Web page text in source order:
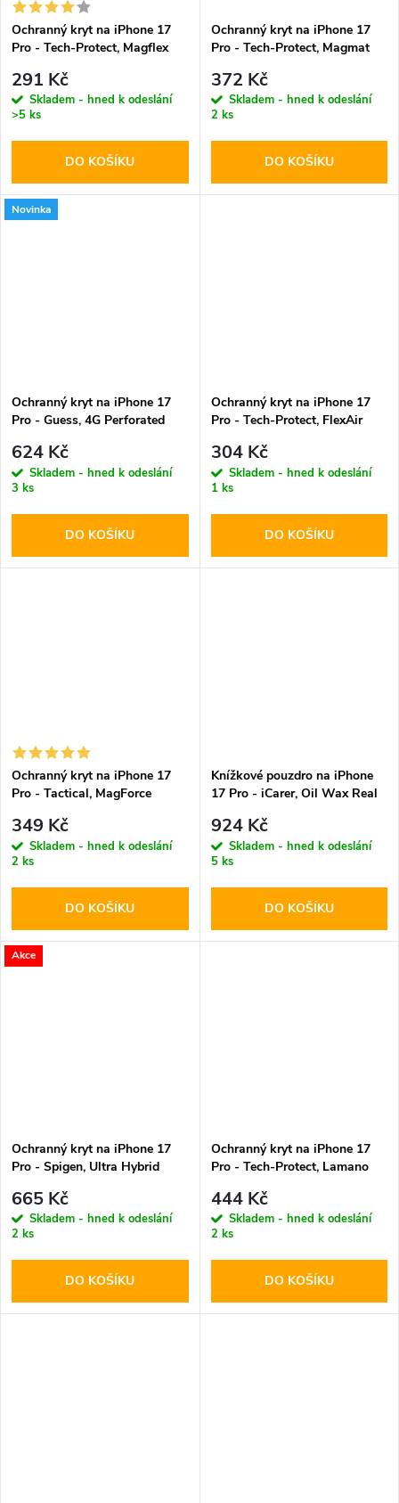
Ochranný kryt na iPhone 17
Pro - Tech-Protect, Magflex
291 Kč
Skladem - hned k odeslání
>5 ks
DO KOŠÍKU
Ochranný kryt na iPhone 17
Pro - Tech-Protect, Magmat
372 Kč
Skladem - hned k odeslání
2 ks
DO KOŠÍKU
Novinka
Ochranný kryt na iPhone 17
Pro - Guess, 4G Perforated
624 Kč
Skladem - hned k odeslání
3 ks
DO KOŠÍKU
Ochranný kryt na iPhone 17
Pro - Tech-Protect, FlexAir
304 Kč
Skladem - hned k odeslání
1 ks
DO KOŠÍKU
Ochranný kryt na iPhone 17
Pro - Tactical, MagForce
349 Kč
Skladem - hned k odeslání
2 ks
DO KOŠÍKU
Knížkové pouzdro na iPhone
17 Pro - iCarer, Oil Wax Real
924 Kč
Skladem - hned k odeslání
5 ks
DO KOŠÍKU
Akce
Ochranný kryt na iPhone 17
Pro - Spigen, Ultra Hybrid
665 Kč
Skladem - hned k odeslání
2 ks
DO KOŠÍKU
Ochranný kryt na iPhone 17
Pro - Tech-Protect, Lamano
444 Kč
Skladem - hned k odeslání
2 ks
DO KOŠÍKU